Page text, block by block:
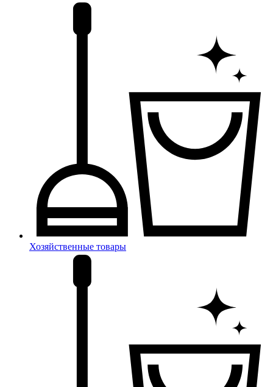
Хозяйственные товары